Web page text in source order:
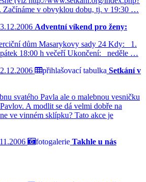
Začínáme v obvyklou dobu, tj. v 19:30 …
Adventní víkend pro ženy:
dům Masarykovy sady 24 Kdy: 1.
18:00 h večeří Ukončení: neděle …
přihlašovací tabulka Setkání v
svatého Pavla ale o malebnou vesničku
A modlit se dá velmi dobře na
ve vinném sklípku? Tato akce je
fotogalerie Takhle u nás